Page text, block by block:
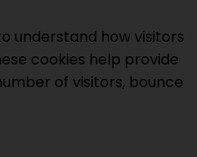
understand how visitors
cookies help provide
of visitors, bounce